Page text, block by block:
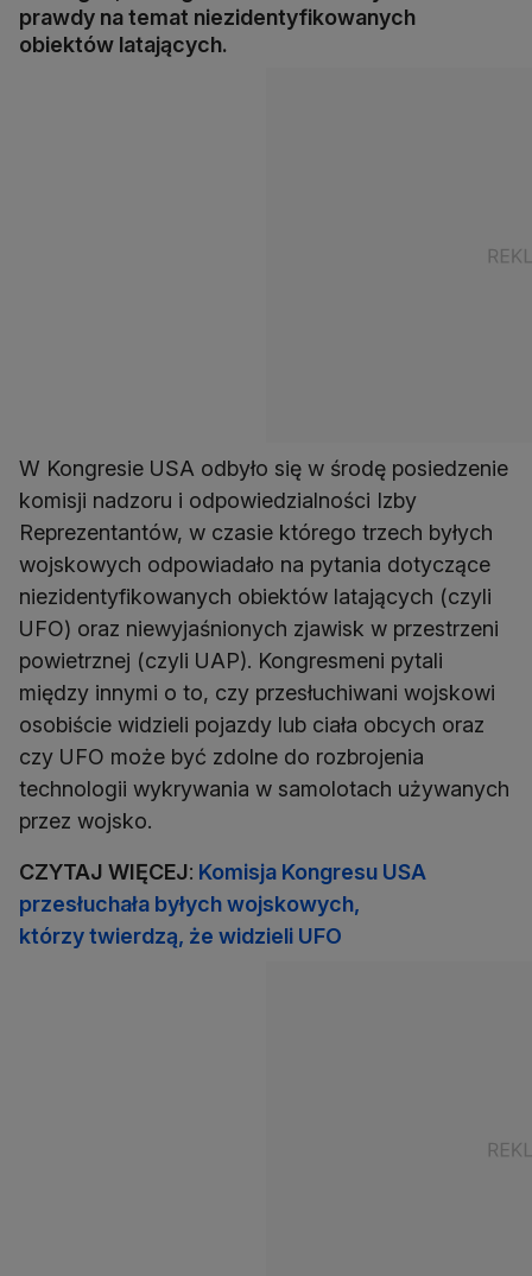
prawdy na temat niezidentyfikowanych
obiektów latających.
W Kongresie USA odbyło się w środę posiedzenie
komisji nadzoru i odpowiedzialności Izby
Reprezentantów, w czasie którego trzech byłych
wojskowych odpowiadało na pytania dotyczące
niezidentyfikowanych obiektów latających (czyli
UFO) oraz niewyjaśnionych zjawisk w przestrzeni
powietrznej (czyli UAP). Kongresmeni pytali
między innymi o to, czy przesłuchiwani wojskowi
osobiście widzieli pojazdy lub ciała obcych oraz
czy UFO może być zdolne do rozbrojenia
technologii wykrywania w samolotach używanych
przez wojsko.
CZYTAJ WIĘCEJ: Komisja Kongresu USA
przesłuchała byłych wojskowych,
którzy twierdzą, że widzieli UFO